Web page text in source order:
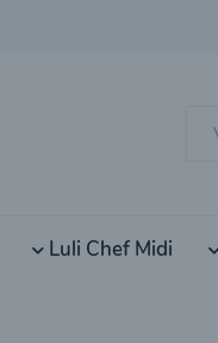
Luli Chef Midi